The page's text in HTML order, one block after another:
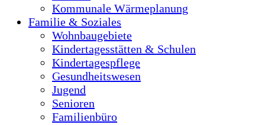
Kommunale Wärmeplanung
Familie & Soziales
Wohnbaugebiete
Kindertagesstätten & Schulen
Kindertagespflege
Gesundheitswesen
Jugend
Senioren
Familienbüro